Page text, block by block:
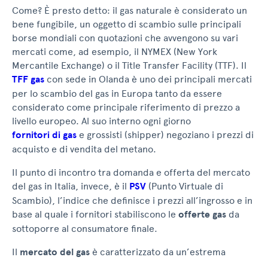
Come? È presto detto: il gas naturale è considerato un
bene fungibile, un oggetto di scambio sulle principali
borse mondiali con quotazioni che avvengono su vari
mercati come, ad esempio, il NYMEX (New York
Mercantile Exchange) o il Title Transfer Facility (TTF). Il
TFF gas con sede in Olanda è uno dei principali mercati
per lo scambio del gas in Europa tanto da essere
considerato come principale riferimento di prezzo a
livello europeo. Al suo interno ogni giorno
fornitori di gas e grossisti (shipper) negoziano i prezzi di
acquisto e di vendita del metano.
Il punto di incontro tra domanda e offerta del mercato
del gas in Italia, invece, è il PSV (Punto Virtuale di
Scambio), l’indice che definisce i prezzi all’ingrosso e in
base al quale i fornitori stabiliscono le offerte gas da
sottoporre al consumatore finale.
Il mercato del gas è caratterizzato da un’estrema